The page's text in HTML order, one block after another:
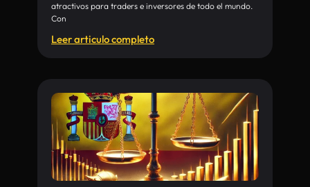
atractivos para traders e inversores de todo el mundo.
Con
Leer articulo completo